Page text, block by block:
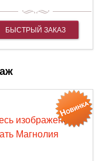
БЫСТРЫЙ ЗАКАЗ